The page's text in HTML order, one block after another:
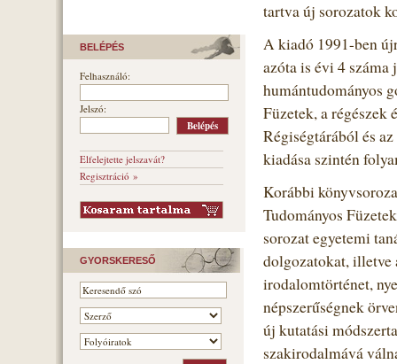
BELÉPÉS
Felhasználó:
Jelszó:
Elfelejtette jelszavát?
Regisztráció »
GYORSKERESŐ
tartva új sorozatok
A kiadó 1991-ben
azóta is évi 4
humántudományos
Füzetek, a
Régiségtárából és
kiadása szintén
Korábbi
Tudományos
sorozat egyetemi
dolgozatokat,
irodalomtörténet,
népszerűségnek
új kutatási
szakirodalmává